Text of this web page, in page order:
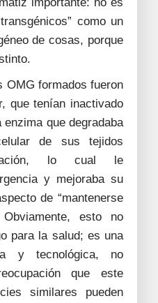
como un
de cosas, porque
OMG formados fueron
que tenían inactivado
que degradaba
de sus tejidos
lo cual le
y mejoraba su
de “mantenerse
Obviamente, esto no
para la salud; es una
y tecnológica, no
que este
similares pueden